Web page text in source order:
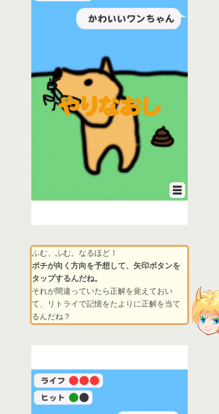
ふむ、ふむ。なるほど！
ポチが向く方向を予想して、矢印ボタンを
タップするんだね。
それが間違っていたら正解を覚えておい
て、リトライで記憶をたよりに正解を当て
るんだね？